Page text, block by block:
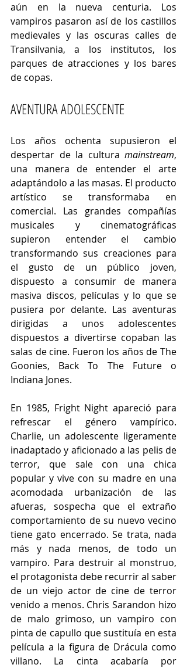
aún en la nueva centuria. Los
vampiros pasaron así de los castillos
medievales y las oscuras calles de
Transilvania, a los institutos, los
parques de atracciones y los bares
de copas.
AVENTURA ADOLESCENTE
Los años ochenta supusieron el
despertar de la cultura mainstream,
una manera de entender el arte
adaptándolo a las masas. El producto
artístico se transformaba en
comercial. Las grandes compañías
musicales y cinematográficas
supieron entender el cambio
transformando sus creaciones para
el gusto de un público joven,
dispuesto a consumir de manera
masiva discos, películas y lo que se
pusiera por delante. Las aventuras
dirigidas a unos adolescentes
dispuestos a divertirse copaban las
salas de cine. Fueron los años de The
Goonies, Back To The Future o
Indiana Jones.
En 1985, Fright Night apareció para
refrescar el género vampírico.
Charlie, un adolescente ligeramente
inadaptado y aficionado a las pelis de
terror, que sale con una chica
popular y vive con su madre en una
acomodada urbanización de las
afueras, sospecha que el extraño
comportamiento de su nuevo vecino
tiene gato encerrado. Se trata, nada
más y nada menos, de todo un
vampiro. Para destruir al monstruo,
el protagonista debe recurrir al saber
de un viejo actor de cine de terror
venido a menos. Chris Sarandon hizo
de malo grimoso, un vampiro con
pinta de capullo que sustituía en esta
película a la figura de Drácula como
villano. La cinta acabaría por